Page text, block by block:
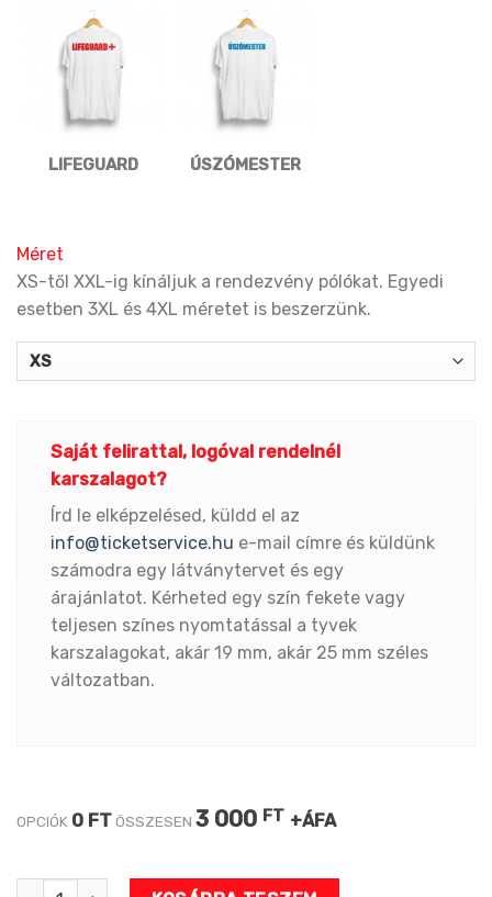
LIFEGUARD ÚSZÓMESTER
Méret
XS-től XXL-ig kínáljuk a rendezvény pólókat. Egyedi
esetben 3XL és 4XL méretet is beszerzünk.
Saját felirattal, logóval rendelnél
karszalagot?
Írd le elképzelésed, küldd el az
info@ticketservice.hu e-mail címre és küldünk
számodra egy látványtervet és egy
árajánlatot. Kérheted egy szín fekete vagy
teljesen színes nyomtatással a tyvek
karszalagokat, akár 19 mm, akár 25 mm széles
változatban.
OPCIÓK 0 FTÖSSZESEN 3 000 FT +ÁFA
Pólók mennyiség